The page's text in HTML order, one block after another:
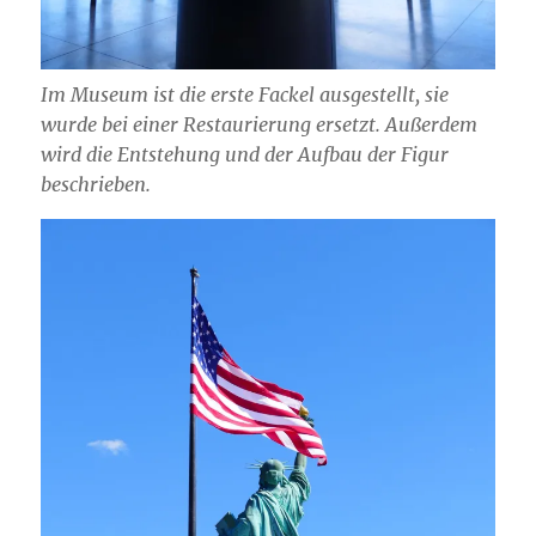
Im Museum ist die erste Fackel ausgestellt, sie
wurde bei einer Restaurierung ersetzt. Außerdem
wird die Entstehung und der Aufbau der Figur
beschrieben.